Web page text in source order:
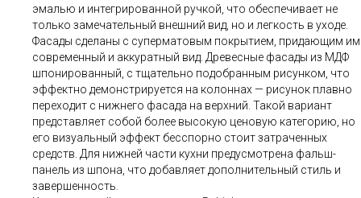
эмалью и интегрированной ручкой, что обеспечивает не
только замечательный внешний вид, но и легкость в уходе.
Фасады сделаны с суперматовым покрытием, придающим им
современный и аккуратный вид. Древесные фасады из МДФ
шпонированный, с тщательно подобранным рисунком, что
эффектно демонстрируется на колоннах — рисунок плавно
переходит с нижнего фасада на верхний. Такой вариант
представляет собой более высокую ценовую категорию, но
его визуальный эффект бесспорно стоит затраченных
средств. Для нижней части кухни предусмотрена фальш-
панель из шпона, что добавляет дополнительный стиль и
завершенность.